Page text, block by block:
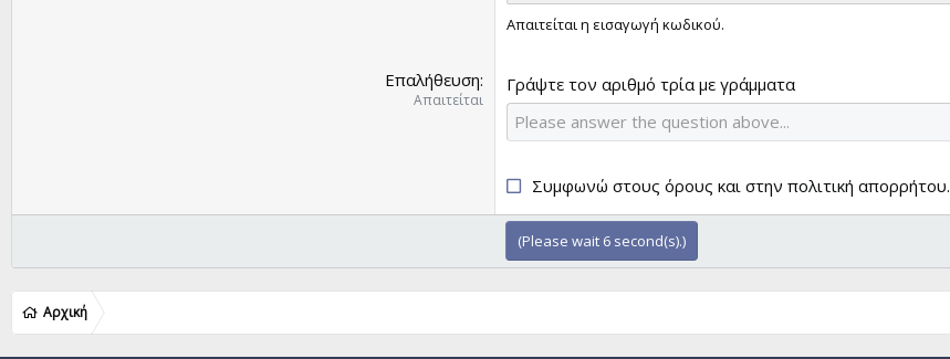
Απαιτείται η εισαγωγή κωδικού.
Επαλήθευση
Απαιτείται
Γράψτε τον αριθμό τρία με γράμματα
Συμφωνώ στους όρους και στην πολιτική απορρήτου.
(Please wait 6 second(s).)
Αρχική